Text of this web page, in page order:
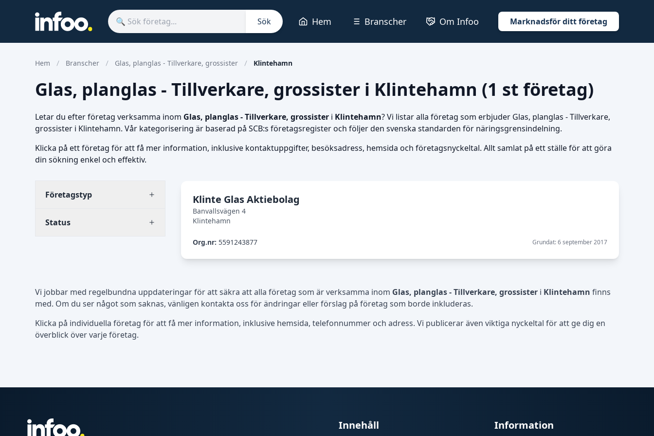
Sök Hem Branscher Om Infoo Marknadsför ditt företag
Hem Branscher Glas, planglas - Tillverkare, grossister Klintehamn
Glas, planglas - Tillverkare, grossister i Klintehamn (1 st företag)
Letar du efter företag verksamma inom Glas, planglas - Tillverkare, grossister i Klintehamn? Vi listar alla företag som erbjuder Glas, planglas - Tillverkare,
grossister i Klintehamn. Vår kategorisering är baserad på SCB:s företagsregister och följer den svenska standarden för näringsgrensindelning.
Klicka på ett företag för att få mer information, inklusive kontaktuppgifter, besöksadress, hemsida och företagsnyckeltal. Allt samlat på ett ställe för att göra
din sökning enkel och effektiv.
Företagstyp
Status
Klinte Glas Aktiebolag
Banvallsvägen 4
Klintehamn
Org.nr: 5591243877 Grundat: 6 september 2017
Vi jobbar med regelbundna uppdateringar för att säkra att alla företag som är verksamma inom Glas, planglas - Tillverkare, grossister i Klintehamn finns
med. Om du ser något som saknas, vänligen kontakta oss för ändringar eller förslag på företag som borde inkluderas.
Klicka på individuella företag för att få mer information, inklusive hemsida, telefonnummer och adress. Vi publicerar även viktiga nyckeltal för att ge dig en
överblick över varje företag.
Innehåll Information